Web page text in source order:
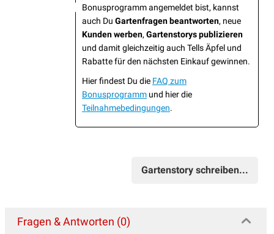
Bonusprogramm angemeldet bist, kannst
auch Du Gartenfragen beantworten, neue
Kunden werben, Gartenstorys publizieren
und damit gleichzeitig auch Tells Äpfel und
Rabatte für den nächsten Einkauf gewinnen.
Hier findest Du die FAQ zum
Bonusprogramm und hier die
Teilnahmebedingungen.
Gartenstory schreiben...
Fragen & Antworten (0)